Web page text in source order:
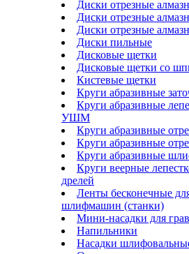
Диски отрезные
Диски отрезные
Диски отрезные
Диски пильные
Дисковые щетки
Дисковые щетки со
Кистевые щетки
Круги абразивные
Круги абразивные
УШМ
Круги абразивные
Круги абразивные
Круги абразивные
Круги веерные
дрелей
Ленты бесконечные
шлифмашин (станки)
Мини-насадки для
Напильники
Насадки